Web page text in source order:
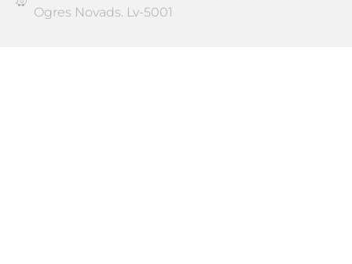
Ogres Novads. Lv-5001